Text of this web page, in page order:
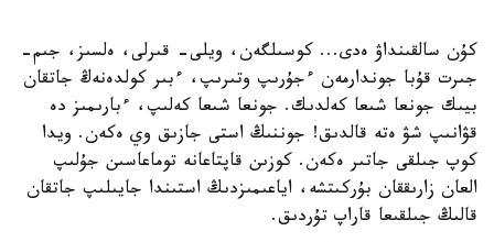
كۇن سالقىنداۋ ەدى... كوسىلگەن، ويلى- قىرلى، ەلسىز، جىم-
جىرت قۇبا جوندارمەن ءجۇرىپ وتىرىپ، ءبىر كولدەنەڭ جاتقان
بيىك جونعا شىعا كەلدىك. جونعا شىعا كەلىپ، ءبارىمىز دە
قۋانىپ شۋ ەتە قالدىق! جوننىڭ استى جازىق وي ەكەن. ويدا
كوپ جىلقى جاتىر ەكەن. كوزىن قاپتاعانە توماعاسىن جۇلىپ
العان زارىققان بۇركىتشە، اياعىمىزدىڭ استىندا جايىلىپ جاتقان
قالىڭ جىلقىعا قاراپ تۇردىق.